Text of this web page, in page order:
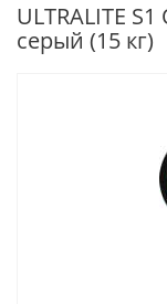
ULTRALITE
серый (15 кг)